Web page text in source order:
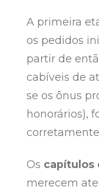
A primeira
os pedidos
partir de
cabíveis de
se os ônus
honorários),
Os capítulos
merecem